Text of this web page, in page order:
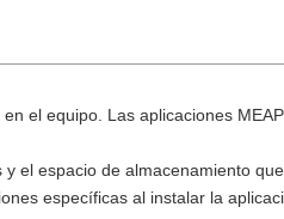
el equipo. Las aplicaciones
el espacio de almacenamiento
específicas al instalar la